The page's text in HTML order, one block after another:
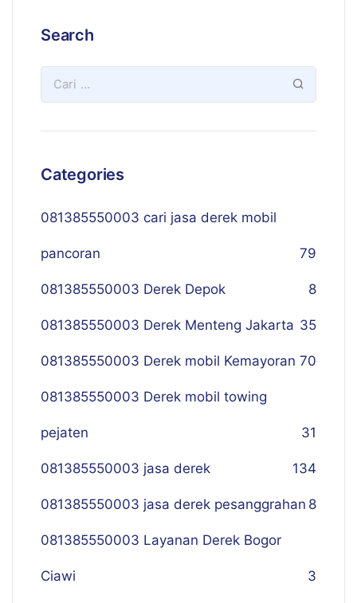
Search
Categories
081385550003 cari jasa derek mobil
pancoran 79
081385550003 Derek Depok 8
081385550003 Derek Menteng Jakarta 35
081385550003 Derek mobil Kemayoran 70
081385550003 Derek mobil towing
pejaten 31
081385550003 jasa derek 134
081385550003 jasa derek pesanggrahan 8
081385550003 Layanan Derek Bogor
Ciawi 3